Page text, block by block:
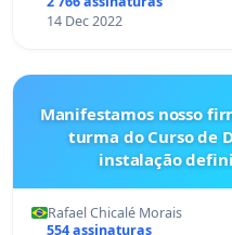
14 Dec 2022
Manifestamos nosso
turma do Curso de
instalação
Rafael Chicalé Morais
554 assinaturas